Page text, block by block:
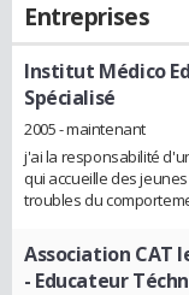
Entreprises
Institut Médico
Spécialisé
2005 - maintenant
j'ai la responsabilité
qui accueille des
troubles du
Association CAT
- Educateur